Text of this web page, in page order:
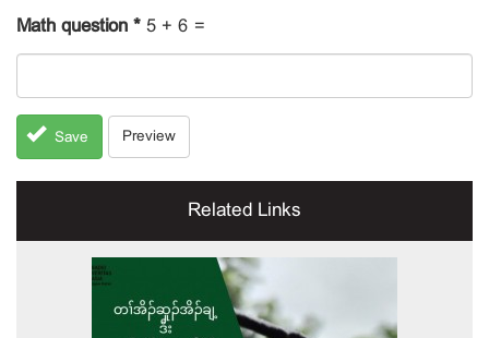
Math question * 5 + 6 =
Save Preview
Related Links